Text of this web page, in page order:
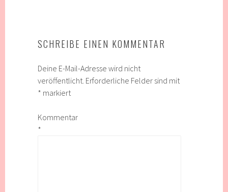
SCHREIBE EINEN KOMMENTAR
Deine E-Mail-Adresse wird nicht
veröffentlicht. Erforderliche Felder sind mit
* markiert
Kommentar
*